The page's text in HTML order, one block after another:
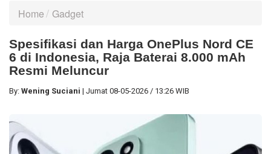
Home Gadget
Spesifikasi dan Harga OnePlus Nord CE
6 di Indonesia, Raja Baterai 8.000 mAh
Resmi Meluncur
By: Wening Suciani | Jumat 08-05-2026 / 13:26 WIB